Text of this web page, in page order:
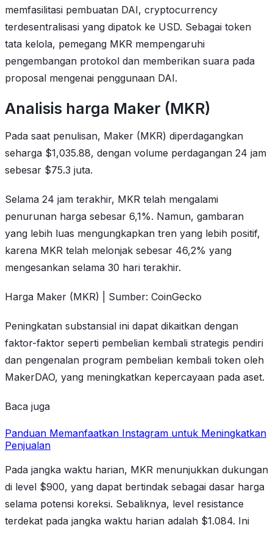
memfasilitasi pembuatan DAI, cryptocurrency
terdesentralisasi yang dipatok ke USD. Sebagai token
tata kelola, pemegang MKR mempengaruhi
pengembangan protokol dan memberikan suara pada
proposal mengenai penggunaan DAI.
Analisis harga Maker (MKR)
Pada saat penulisan, Maker (MKR) diperdagangkan
seharga $1,035.88, dengan volume perdagangan 24 jam
sebesar $75.3 juta.
Selama 24 jam terakhir, MKR telah mengalami
penurunan harga sebesar 6,1%. Namun, gambaran
yang lebih luas mengungkapkan tren yang lebih positif,
karena MKR telah melonjak sebesar 46,2% yang
mengesankan selama 30 hari terakhir.
Harga Maker (MKR) | Sumber: CoinGecko
Peningkatan substansial ini dapat dikaitkan dengan
faktor-faktor seperti pembelian kembali strategis pendiri
dan pengenalan program pembelian kembali token oleh
MakerDAO, yang meningkatkan kepercayaan pada aset.
Baca juga
Panduan Memanfaatkan Instagram untuk Meningkatkan
Penjualan
Pada jangka waktu harian, MKR menunjukkan dukungan
di level $900, yang dapat bertindak sebagai dasar harga
selama potensi koreksi. Sebaliknya, level resistance
terdekat pada jangka waktu harian adalah $1.084. Ini